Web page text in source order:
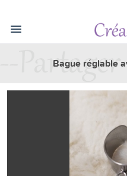
Bague réglable